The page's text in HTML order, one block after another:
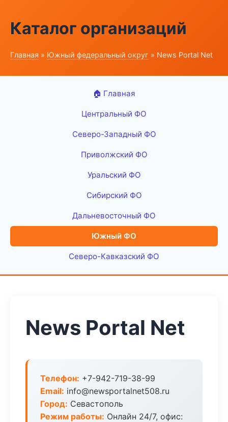
Каталог организаций
Главная » Южный федеральный округ » News Portal Net
🏠 Главная
Центральный ФО
Северо-Западный ФО
Приволжский ФО
Уральский ФО
Сибирский ФО
Дальневосточный ФО
Южный ФО
Северо-Кавказский ФО
News Portal Net
Телефон: +7-942-719-38-99
Email: info@newsportalnet508.ru
Город: Севастополь
Режим работы: Онлайн 24/7, офис: